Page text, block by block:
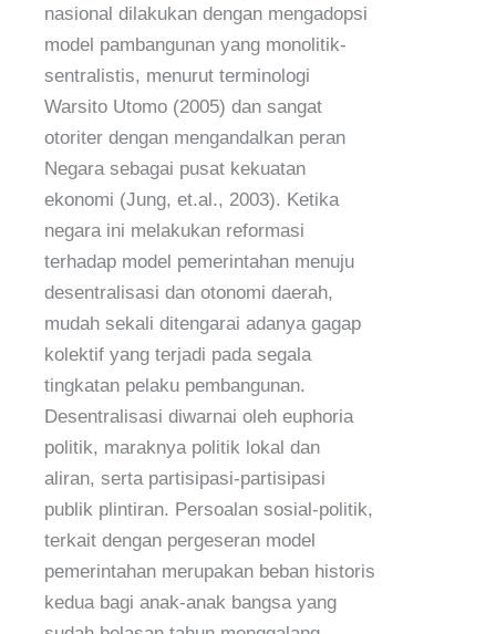
nasional dilakukan dengan mengadopsi
model pambangunan yang monolitik-
sentralistis, menurut terminologi
Warsito Utomo (2005) dan sangat
otoriter dengan mengandalkan peran
Negara sebagai pusat kekuatan
ekonomi (Jung, et.al., 2003). Ketika
negara ini melakukan reformasi
terhadap model pemerintahan menuju
desentralisasi dan otonomi daerah,
mudah sekali ditengarai adanya gagap
kolektif yang terjadi pada segala
tingkatan pelaku pembangunan.
Desentralisasi diwarnai oleh euphoria
politik, maraknya politik lokal dan
aliran, serta partisipasi-partisipasi
publik plintiran. Persoalan sosial-politik,
terkait dengan pergeseran model
pemerintahan merupakan beban historis
kedua bagi anak-anak bangsa yang